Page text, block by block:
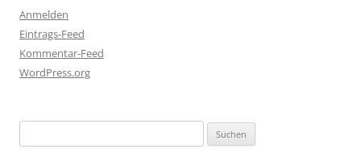
Anmelden
Eintrags-Feed
Kommentar-Feed
WordPress.org
nach: